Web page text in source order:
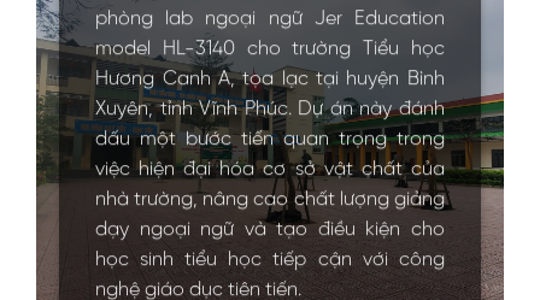
phòng lab ngoại ngữ Jer Education
model HL-3140 cho trường Tiểu học
Hương Canh A, tọa lạc tại huyện Bình
Xuyên, tỉnh Vĩnh Phúc. Dự án này đánh
dấu một bước tiến quan trọng trong
việc hiện đại hóa cơ sở vật chất của
nhà trường, nâng cao chất lượng giảng
dạy ngoại ngữ và tạo điều kiện cho
học sinh tiểu học tiếp cận với công
nghệ giáo dục tiên tiến.